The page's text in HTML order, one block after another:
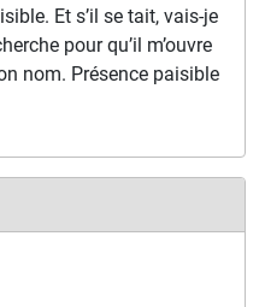
Et s’il se tait, vais-je
pour qu’il m’ouvre
nom. Présence paisible